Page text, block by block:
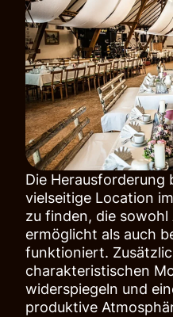
Die Herausforderung
vielseitige Location
zu finden, die
ermöglicht als auch
funktioniert.
charakteristischen
widerspiegeln und
produktive